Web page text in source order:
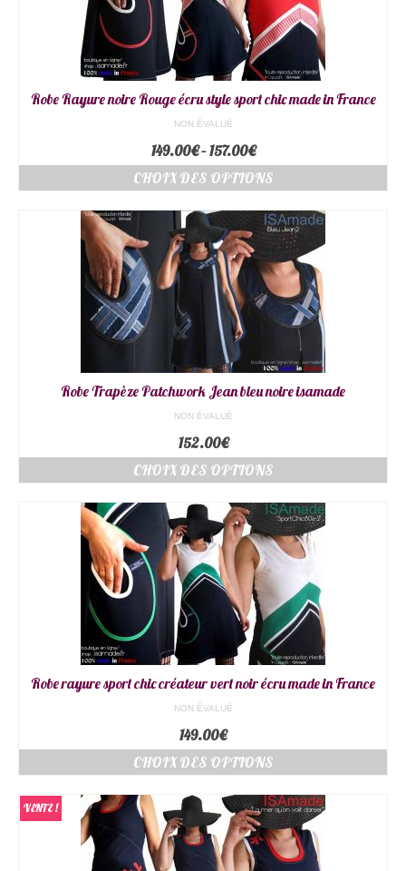
Robe Rayure noire Rouge écru style sport chic made in France
NON ÉVALUÉ
149.00€–157.00€
CHOIX DES OPTIONS
Robe Trapèze Patchwork Jean bleu noire isamade
NON ÉVALUÉ
152.00€
CHOIX DES OPTIONS
Robe rayure sport chic créateur vert noir écru made in France
NON ÉVALUÉ
149.00€
CHOIX DES OPTIONS
VENTE !